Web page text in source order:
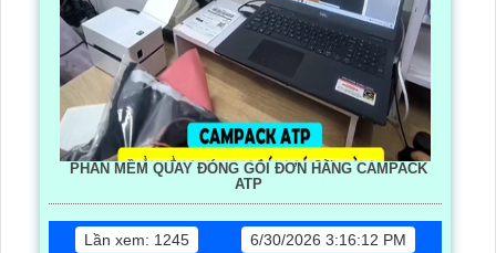
PHẦN MỀM QUAY ĐÓNG GÓI ĐƠN HÀNG CAMPACK
ATP
Lần xem: 1245
6/30/2026 3:16:12 PM